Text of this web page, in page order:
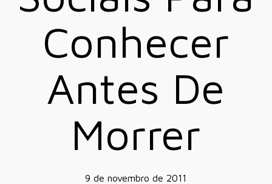
Conhecer
Antes De
Morrer
9 de novembro de 2011